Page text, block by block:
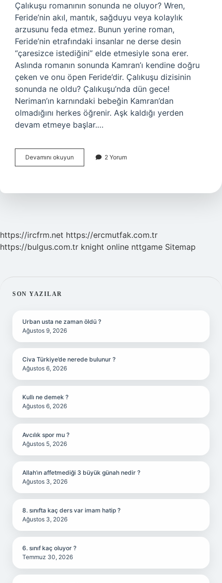
Çalıkuşu romanının sonunda ne oluyor? Wren,
Feride’nin akıl, mantık, sağduyu veya kolaylık
arzusunu feda etmez. Bunun yerine roman,
Feride’nin etrafındaki insanlar ne derse desin
“çaresizce istediğini” elde etmesiyle sona erer.
Aslında romanın sonunda Kamran’ı kendine doğru
çeken ve onu öpen Feride’dir. Çalıkuşu dizisinin
sonunda ne oldu? Çalıkuşu’nda dün gece!
Neriman’ın karnındaki bebeğin Kamran’dan
olmadığını herkes öğrenir. Aşk kaldığı yerden
devam etmeye başlar.…
Devamını okuyun Çalıkuşu
Kamran
Mı
2 Yorum
https://ircfrm.net https://ercmutfak.com.tr
https://bulgus.com.tr knight online nttgame Sitemap
SIDEBAR
SON YAZILAR
Urban usta ne zaman öldü ?
Ağustos 9, 2026
Civa Türkiye’de nerede bulunur ?
Ağustos 6, 2026
Kullı ne demek ?
Ağustos 6, 2026
Avcılık spor mu ?
Ağustos 5, 2026
Allah’ın affetmediği 3 büyük günah nedir ?
Ağustos 3, 2026
8. sınıfta kaç ders var imam hatip ?
Ağustos 3, 2026
6. sınıf kaç oluyor ?
Temmuz 30, 2026